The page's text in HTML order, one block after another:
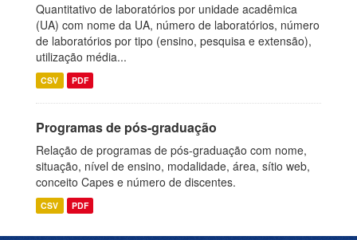
Quantitativo de laboratórios por unidade acadêmica
(UA) com nome da UA, número de laboratórios, número
de laboratórios por tipo (ensino, pesquisa e extensão),
utilização média...
CSV PDF
Programas de pós-graduação
Relação de programas de pós-graduação com nome,
situação, nível de ensino, modalidade, área, sítio web,
conceito Capes e número de discentes.
CSV PDF